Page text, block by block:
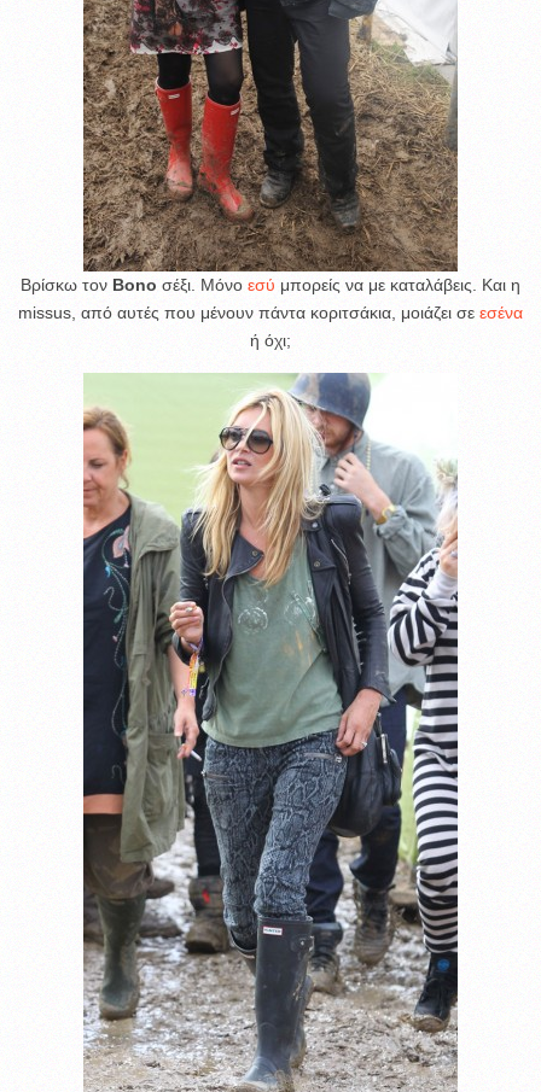
Βρίσκω τον Bono σέξι. Μόνο εσύ μπορείς να με καταλάβεις. Και η
missus, από αυτές που μένουν πάντα κοριτσάκια, μοιάζει σε εσένα
ή όχι;